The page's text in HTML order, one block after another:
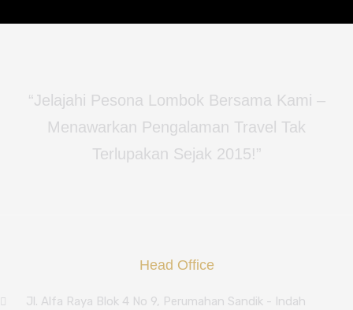
“Jelajahi Pesona Lombok Bersama Kami –
Menawarkan Pengalaman Travel Tak
Terlupakan Sejak 2015!”
Head Office
Jl. Alfa Raya Blok 4 No 9, Perumahan Sandik - Indah